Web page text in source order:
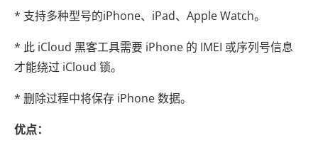
* 支持多种型号的iPhone、iPad、Apple Watch。
* 此 iCloud 黑客工具需要 iPhone 的 IMEI 或序列号信息
才能绕过 iCloud 锁。
* 删除过程中将保存 iPhone 数据。
优点：